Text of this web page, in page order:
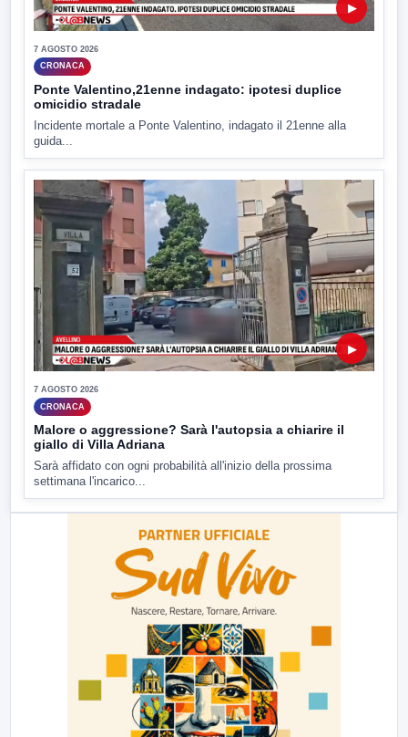
▶
7 AGOSTO 2026
CRONACA
Ponte Valentino,21enne indagato: ipotesi duplice
omicidio stradale
Incidente mortale a Ponte Valentino, indagato il 21enne alla
guida...
▶
7 AGOSTO 2026
CRONACA
Malore o aggressione? Sarà l'autopsia a chiarire il
giallo di Villa Adriana
Sarà affidato con ogni probabilità all'inizio della prossima
settimana l'incarico...